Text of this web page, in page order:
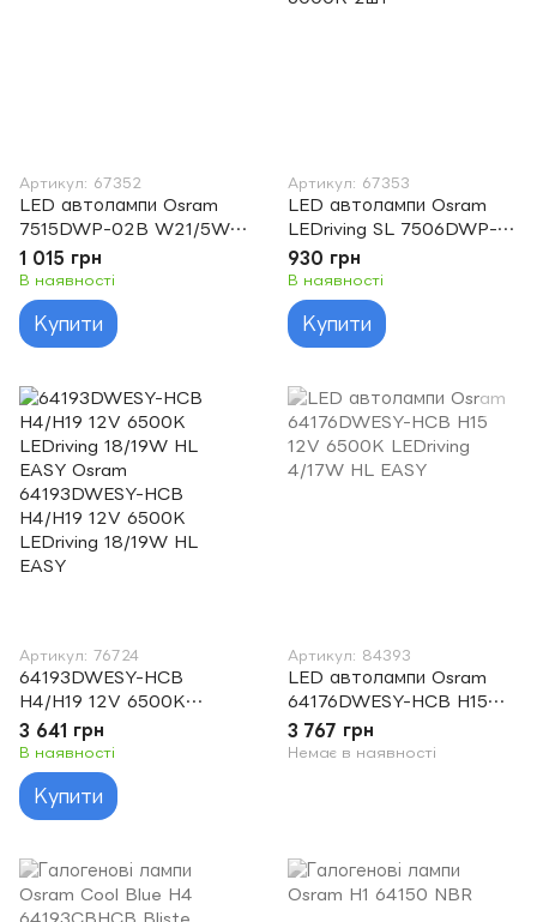
Артикул: 67352
LED автолампи Osram
7515DWP-02B W21/5W
6000K 12V
1 015 грн
В наявності
Купити
Артикул: 67353
LED автолампи Osram
LEDriving SL 7506DWP-
02b P21W 12V BA15s
6000K 2шт
930 грн
В наявності
Купити
Артикул: 76724
64193DWESY-HCB
H4/H19 12V 6500K
LEDriving 18/19W HL
EASY Osram
64193DWESY-HCB
H4/H19 12V 6500K
LEDriving 18/19W HL
3 641 грн
В наявності
Купити
Артикул: 84393
LED автолампи Osram
64176DWESY-HCB H15
12V 6500K LEDriving
4/17W HL EASY
3 767 грн
Немає в наявності